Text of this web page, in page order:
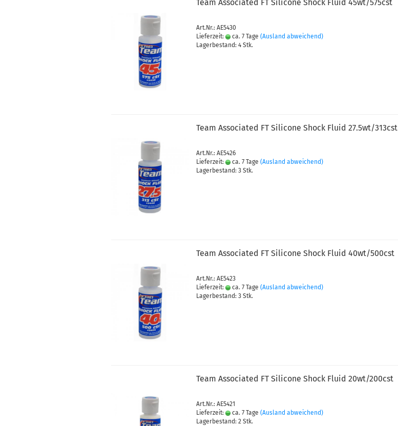
Team Associated FT Silicone Shock Fluid 45wt/575cst
Art.Nr.: AE5430
Lieferzeit:
ca. 7 Tage (Ausland abweichend)
Lagerbestand: 4 Stk.
Team Associated FT Silicone Shock Fluid 27.5wt/313cst
Art.Nr.: AE5426
Lieferzeit:
ca. 7 Tage (Ausland abweichend)
Lagerbestand: 3 Stk.
Team Associated FT Silicone Shock Fluid 40wt/500cst
Art.Nr.: AE5423
Lieferzeit:
ca. 7 Tage (Ausland abweichend)
Lagerbestand: 3 Stk.
Team Associated FT Silicone Shock Fluid 20wt/200cst
Art.Nr.: AE5421
Lieferzeit:
ca. 7 Tage (Ausland abweichend)
Lagerbestand: 2 Stk.